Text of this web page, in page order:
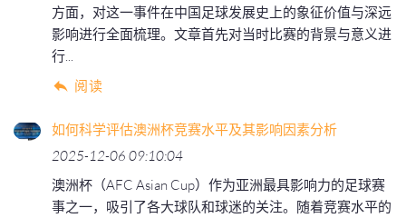
方面，对这一事件在中国足球发展史上的象征价值与深远
影响进行全面梳理。文章首先对当时比赛的背景与意义进
行...
阅读
如何科学评估澳洲杯竞赛水平及其影响因素分析
2025-12-06 09:10:04
澳洲杯（AFC Asian Cup）作为亚洲最具影响力的足球赛
事之一，吸引了各大球队和球迷的关注。随着竞赛水平的